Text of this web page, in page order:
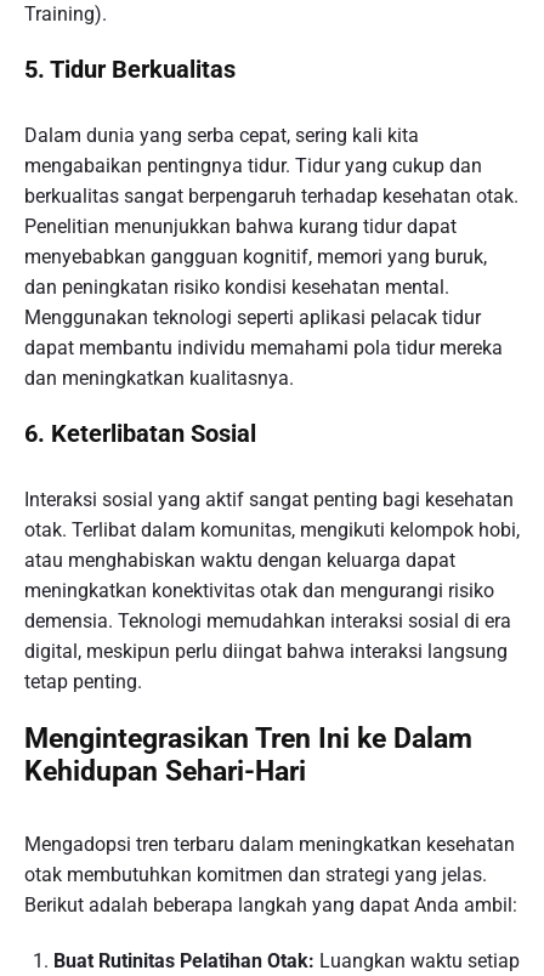
Training).
5. Tidur Berkualitas
Dalam dunia yang serba cepat, sering kali kita
mengabaikan pentingnya tidur. Tidur yang cukup dan
berkualitas sangat berpengaruh terhadap kesehatan otak.
Penelitian menunjukkan bahwa kurang tidur dapat
menyebabkan gangguan kognitif, memori yang buruk,
dan peningkatan risiko kondisi kesehatan mental.
Menggunakan teknologi seperti aplikasi pelacak tidur
dapat membantu individu memahami pola tidur mereka
dan meningkatkan kualitasnya.
6. Keterlibatan Sosial
Interaksi sosial yang aktif sangat penting bagi kesehatan
otak. Terlibat dalam komunitas, mengikuti kelompok hobi,
atau menghabiskan waktu dengan keluarga dapat
meningkatkan konektivitas otak dan mengurangi risiko
demensia. Teknologi memudahkan interaksi sosial di era
digital, meskipun perlu diingat bahwa interaksi langsung
tetap penting.
Mengintegrasikan Tren Ini ke Dalam
Kehidupan Sehari-Hari
Mengadopsi tren terbaru dalam meningkatkan kesehatan
otak membutuhkan komitmen dan strategi yang jelas.
Berikut adalah beberapa langkah yang dapat Anda ambil:
Buat Rutinitas Pelatihan Otak: Luangkan waktu setiap